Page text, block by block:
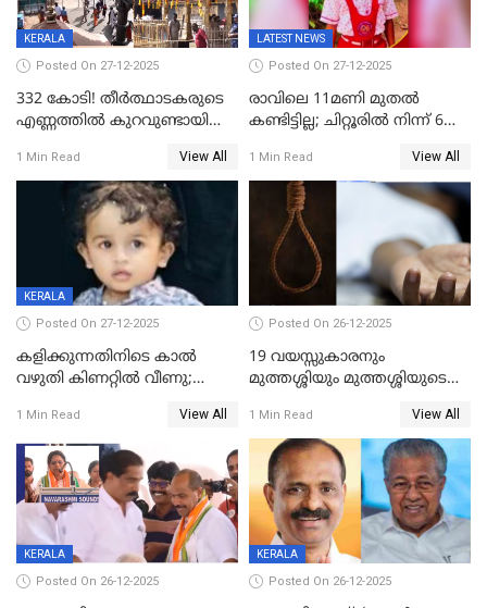
KERALA
Posted On 27-12-2025
332 കോടി! തീർത്ഥാടകരുടെ
എണ്ണത്തിൽ കുറവുണ്ടായിട്ടും
കുതിച്ചുയരുന്നു
1 Min Read View All
LATEST NEWS
Posted On 27-12-2025
രാവിലെ 11മണി മുതൽ
കണ്ടിട്ടില്ല; ചിറ്റൂരിൽ നിന്ന് 6
1 Min Read View All
KERALA
Posted On 27-12-2025
കളിക്കുന്നതിനിടെ കാൽ
വഴുതി കിണറ്റിൽ വീണു;
ദാരുണാന്ത്യം
1 Min Read View All
Posted On 26-12-2025
19 വയസ്സുകാരനും
മുത്തശ്ശിയും മുത്തശ്ശിയുടെ
മരിച്ചനിലയിൽ
1 Min Read View All
KERALA
Posted On 26-12-2025
KERALA
Posted On 26-12-2025